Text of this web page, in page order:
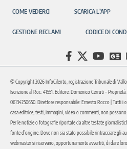
COME VEDERCI SCARICA L’APP
GESTIONE RECLAMI CODICE DI
© Copyright 2026 InfoCilento, registrazione Tribunale di Vallo
Iscrizione al Roc: 41551. Editore: Domenico Cerruti –
06134250650. Direttore responsabile: Ernesto Rocco | Tutti
casa editrice, testi, immagini, video o commenti, non
Per le notizie o fotografie riportate da altre testate
fonte d’origine. Dove non sia stato possibile rintracciare gli
webmaster si riservano, opportunamente avvertiti, di dare